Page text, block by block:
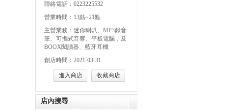
聯絡電話：0223225532
營業時間：13點~21點
主營業務：迷你喇叭、MP3錄音
筆、可攜式音響、平板電腦，及
BOOX閱讀器、藍牙耳機
創店時間：2021-03-31
進入商店 收藏商店
店內搜尋